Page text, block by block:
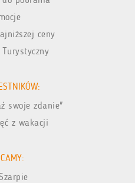
ceny
swoje zdanie"
z wakacji